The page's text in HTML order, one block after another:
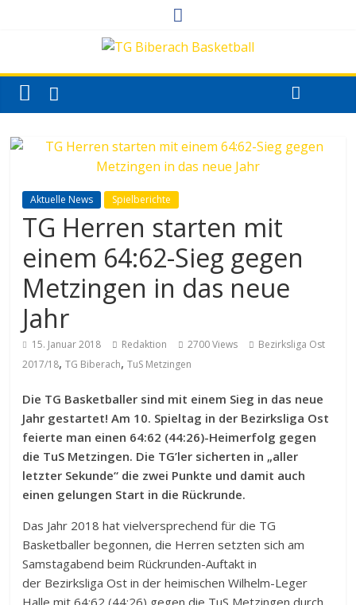
Aktuelle News Spielberichte
TG Herren starten mit
einem 64:62-Sieg gegen
Metzingen in das neue
Jahr
15. Januar 2018 Redaktion 2700 Views
Bezirksliga Ost
2017/18,TG Biberach,TuS Metzingen
Die TG Basketballer sind mit einem Sieg in das neue
Jahr gestartet! Am 10. Spieltag in der Bezirksliga Ost
feierte man einen 64:62 (44:26)-Heimerfolg gegen
die TuS Metzingen. Die TG’ler sicherten in „aller
letzter Sekunde“ die zwei Punkte und damit auch
einen gelungen Start in die Rückrunde.
Das Jahr 2018 hat vielversprechend für die TG
Basketballer begonnen, die Herren setzten sich am
Samstagabend beim Rückrunden-Auftakt in
der Bezirksliga Ost in der heimischen Wilhelm-Leger
Halle mit 64:62 (44:26) gegen die TuS Metzingen durch.